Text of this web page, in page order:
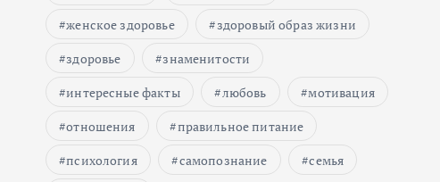
женское здоровье
здоровый образ жизни
здоровье
знаменитости
интересные факты
любовь
мотивация
отношения
правильное питание
психология
самопознание
семья